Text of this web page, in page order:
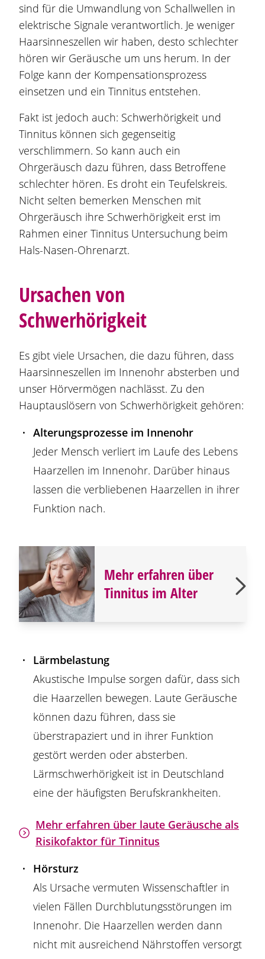
sind für die Umwandlung von Schallwellen in
elektrische Signale verantwortlich. Je weniger
Haarsinneszellen wir haben, desto schlechter
hören wir Geräusche um uns herum. In der
Folge kann der Kompensationsprozess
einsetzen und ein Tinnitus entstehen.
Fakt ist jedoch auch: Schwerhörigkeit und
Tinnitus können sich gegenseitig
verschlimmern. So kann auch ein
Ohrgeräusch dazu führen, dass Betroffene
schlechter hören. Es droht ein Teufelskreis.
Nicht selten bemerken Menschen mit
Ohrgeräusch ihre Schwerhörigkeit erst im
Rahmen einer Tinnitus Untersuchung beim
Hals-Nasen-Ohrenarzt.
Ursachen von
Schwerhörigkeit
Es gibt viele Ursachen, die dazu führen, dass
Haarsinneszellen im Innenohr absterben und
unser Hörvermögen nachlässt. Zu den
Hauptauslösern von Schwerhörigkeit gehören:
Alterungsprozesse im Innenohr
Jeder Mensch verliert im Laufe des Lebens
Haarzellen im Innenohr. Darüber hinaus
lassen die verbliebenen Haarzellen in ihrer
Funktion nach.
Mehr erfahren über
Tinnitus im Alter
Lärmbelastung
Akustische Impulse sorgen dafür, dass sich
die Haarzellen bewegen. Laute Geräusche
können dazu führen, dass sie
überstrapaziert und in ihrer Funktion
gestört werden oder absterben.
Lärmschwerhörigkeit ist in Deutschland
eine der häufigsten Berufskrankheiten.
Mehr erfahren über laute Geräusche als
Risikofaktor für Tinnitus
Hörsturz
Als Ursache vermuten Wissenschaftler in
vielen Fällen Durchblutungsstörungen im
Innenohr. Die Haarzellen werden dann
nicht mit ausreichend Nährstoffen versorgt